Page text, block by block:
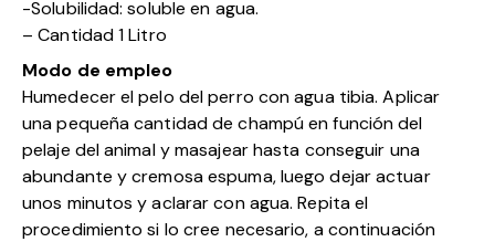
-Solubilidad: soluble en agua.
– Cantidad 1 Litro
Modo de empleo
Humedecer el pelo del perro con agua tibia. Aplicar
una pequeña cantidad de champú en función del
pelaje del animal y masajear hasta conseguir una
abundante y cremosa espuma, luego dejar actuar
unos minutos y aclarar con agua. Repita el
procedimiento si lo cree necesario, a continuación